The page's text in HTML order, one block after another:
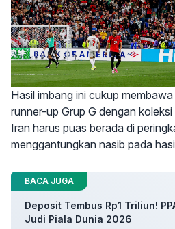
Hasil imbang ini cukup
runner-up Grup G dengan
Iran harus puas berada di
menggantungkan nasib pada
BACA JUGA
Deposit Tembus Rp1 Triliun!
Judi Piala Dunia 2026